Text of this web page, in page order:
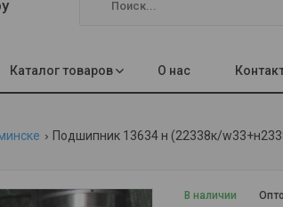
Каталог товаров О нас
Подшипник 13634 н (22338к/
В наличии